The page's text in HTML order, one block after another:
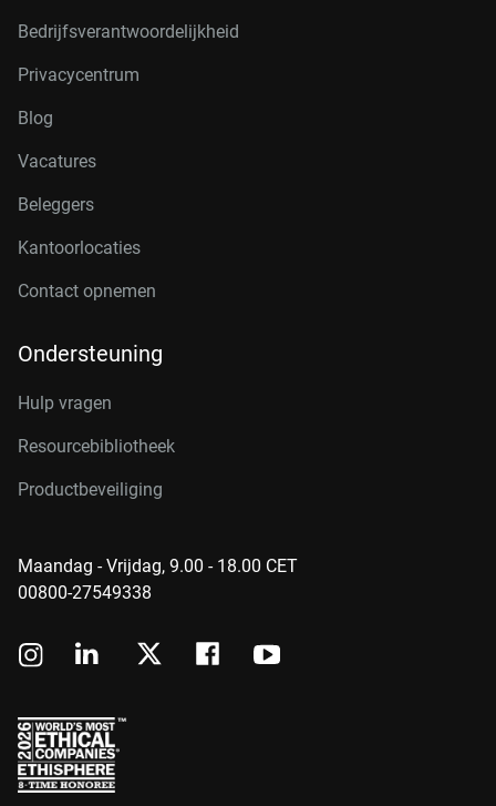
Bedrijfsverantwoordelijkheid
Privacycentrum
Blog
Vacatures
Beleggers
Kantoorlocaties
Contact opnemen
Ondersteuning
Hulp vragen
Resourcebibliotheek
Productbeveiliging
Maandag - Vrijdag, 9.00 - 18.00 CET
00800-27549338